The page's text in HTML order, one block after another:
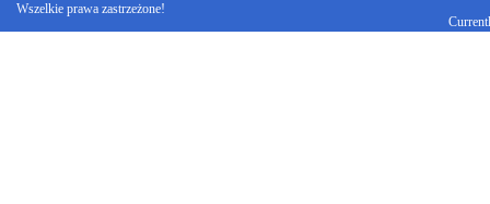
Wszelkie prawa zastrzeżone!